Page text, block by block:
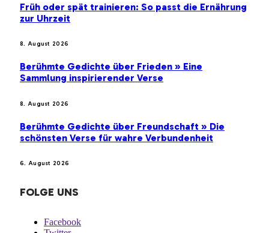
Früh oder spät trainieren: So passt die Ernährung
zur Uhrzeit
8. August 2026
Berühmte Gedichte über Frieden » Eine
Sammlung inspirierender Verse
8. August 2026
Berühmte Gedichte über Freundschaft » Die
schönsten Verse für wahre Verbundenheit
6. August 2026
FOLGE UNS
Facebook